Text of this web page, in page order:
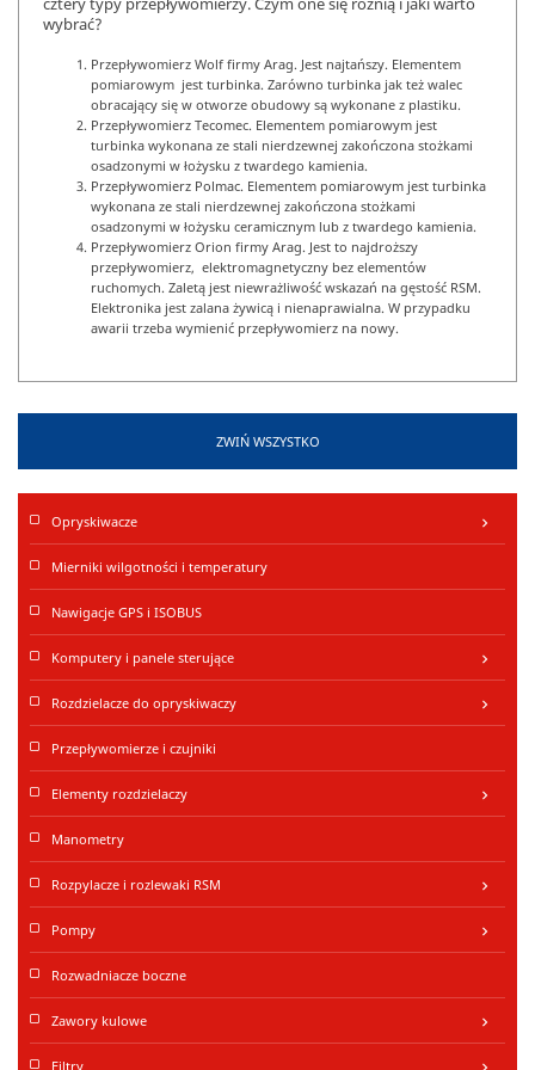
ZWIŃ WSZYSTKO
Opryskiwacze keyboard_arrow_right
Mierniki wilgotności i temperatury
Nawigacje GPS i ISOBUS
Komputery i panele sterujące keyboard_arrow_right
Rozdzielacze do opryskiwaczy keyboard_arrow_right
Przepływomierze i czujniki
Elementy rozdzielaczy keyboard_arrow_right
Manometry
Rozpylacze i rozlewaki RSM keyboard_arrow_right
Pompy keyboard_arrow_right
Rozwadniacze boczne
Zawory kulowe keyboard_arrow_right
Filtry
wybrać?
Przepływomierz Wolf firmy Arag. Jest najtańszy. Elementem
pomiarowym jest turbinka. Zarówno turbinka jak też walec
obracający się w otworze obudowy są wykonane z plastiku.
Przepływomierz Tecomec. Elementem pomiarowym jest
turbinka wykonana ze stali nierdzewnej zakończona stożkami
osadzonymi w łożysku z twardego kamienia.
Przepływomierz Polmac. Elementem pomiarowym jest turbinka
wykonana ze stali nierdzewnej zakończona stożkami
osadzonymi w łożysku ceramicznym lub z twardego kamienia.
Przepływomierz Orion firmy Arag. Jest to najdroższy
przepływomierz, elektromagnetyczny bez elementów
ruchomych. Zaletą jest niewrażliwość wskazań na gęstość RSM.
Elektronika jest zalana żywicą i nienaprawialna. W przypadku
awarii trzeba wymienić przepływomierz na nowy.